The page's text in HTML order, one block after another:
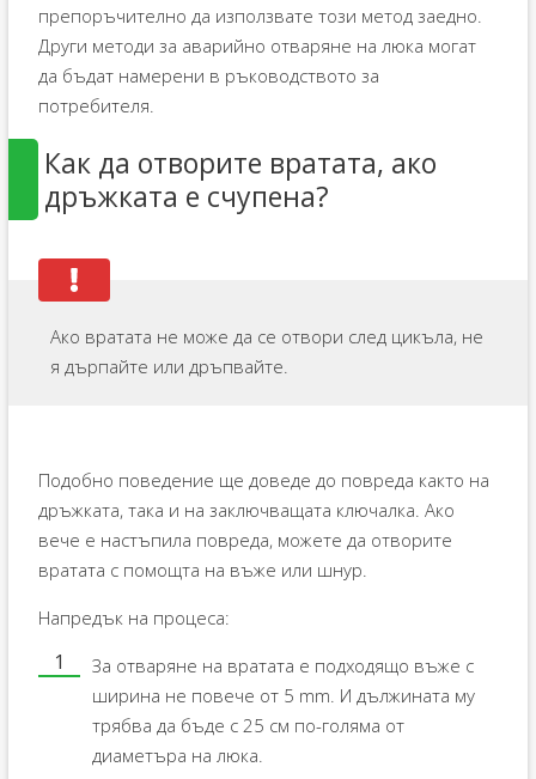
препоръчително да използвате този метод заедно.
Други методи за аварийно отваряне на люка могат
да бъдат намерени в ръководството за
потребителя.
Как да отворите вратата, ако
дръжката е счупена?
Ако вратата не може да се отвори след цикъла, не
я дърпайте или дръпвайте.
Подобно поведение ще доведе до повреда както на
дръжката, така и на заключващата ключалка. Ако
вече е настъпила повреда, можете да отворите
вратата с помощта на въже или шнур.
Напредък на процеса:
За отваряне на вратата е подходящо въже с
ширина не повече от 5 mm. И дължината му
трябва да бъде с 25 см по-голяма от
диаметъра на люка.